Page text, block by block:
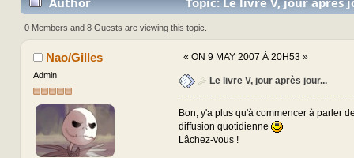
333682 times)
0 Members and 8 Guests are viewing this topic.
Nao/Gilles
Admin
« ON 9 MAY 2007 À 20H53 »
Le livre V, jour après jour...
Bon, y'a plus qu'à commencer à parler
diffusion quotidienne
Lâchez-vous !